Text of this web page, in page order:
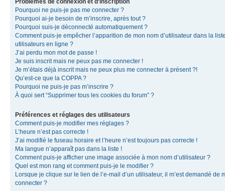
Problèmes de connexion et d’inscription
Pourquoi ne puis-je pas me connecter ?
Pourquoi ai-je besoin de m’inscrire, après tout ?
Pourquoi suis-je déconnecté automatiquement ?
Comment puis-je empêcher l’apparition de mon nom d’utilisateur dans la
utilisateurs en ligne ?
J’ai perdu mon mot de passe !
Je suis inscrit mais ne peux pas me connecter !
Je m’étais déjà inscrit mais ne peux plus me connecter à présent ?!
Qu’est-ce que la COPPA ?
Pourquoi ne puis-je pas m’inscrire ?
À quoi sert “Supprimer tous les cookies du forum” ?
Préférences et réglages des utilisateurs
Comment puis-je modifier mes réglages ?
L’heure n’est pas correcte !
J’ai modifié le fuseau horaire et l’heure n’est toujours pas correcte !
Ma langue n’apparaît pas dans la liste !
Comment puis-je afficher une image associée à mon nom d’utilisateur ?
Quel est mon rang et comment puis-je le modifier ?
Lorsque je clique sur le lien de l’e-mail d’un utilisateur, il m’est demandé de
connecter ?